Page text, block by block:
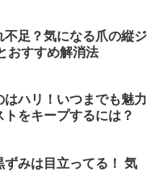
不足？気になる爪の縦ジ
おすすめ解消法
はハリ！いつまでも魅力
トをキープするには？
ずみは目立ってる！ 気